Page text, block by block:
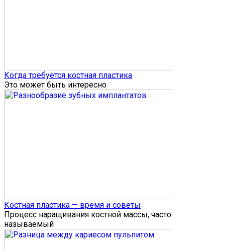
Когда требуется костная пластика
Это может быть интересно
Костная пластика — время и советы
Процесс наращивания костной массы, часто
называемый